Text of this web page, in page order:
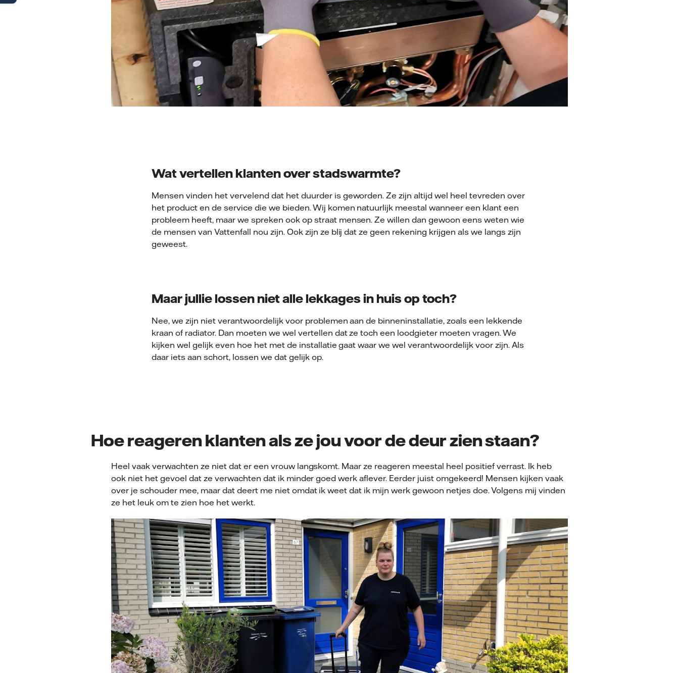
Wat vertellen klanten over stadswarmte?
Mensen vinden het vervelend dat het duurder is geworden. Ze zijn altijd wel heel tevreden over
het product en de service die we bieden. Wij komen natuurlijk meestal wanneer een klant een
probleem heeft, maar we spreken ook op straat mensen. Ze willen dan gewoon eens weten wie
de mensen van Vattenfall nou zijn. Ook zijn ze blij dat ze geen rekening krijgen als we langs zijn
geweest.
Maar jullie lossen niet alle lekkages in huis op toch?
Nee, we zijn niet verantwoordelijk voor problemen aan de binneninstallatie, zoals een lekkende
kraan of radiator. Dan moeten we wel vertellen dat ze toch een loodgieter moeten vragen. We
kijken wel gelijk even hoe het met de installatie gaat waar we wel verantwoordelijk voor zijn. Als
daar iets aan schort, lossen we dat gelijk op.
Hoe reageren klanten als ze jou voor de deur zien staan?
Heel vaak verwachten ze niet dat er een vrouw langskomt. Maar ze reageren meestal heel positief verrast. Ik heb
ook niet het gevoel dat ze verwachten dat ik minder goed werk aflever. Eerder juist omgekeerd! Mensen kijken vaak
over je schouder mee, maar dat deert me niet omdat ik weet dat ik mijn werk gewoon netjes doe. Volgens mij vinden
ze het leuk om te zien hoe het werkt.